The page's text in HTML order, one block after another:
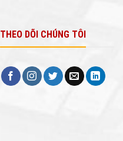
THEO DÕI CHÚNG TÔI